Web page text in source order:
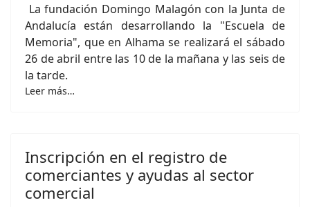
La fundación Domingo Malagón con la Junta de
Andalucía están desarrollando la "Escuela de
Memoria", que en Alhama se realizará el sábado
26 de abril entre las 10 de la mañana y las seis de
la tarde.
Leer más…
Inscripción en el registro de
comerciantes y ayudas al sector
comercial